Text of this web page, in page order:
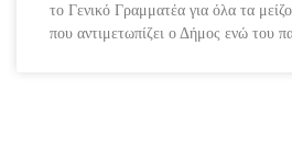
το Γενικό Γραμματέα για όλα τα
που αντιμετωπίζει ο Δήμος ενώ του